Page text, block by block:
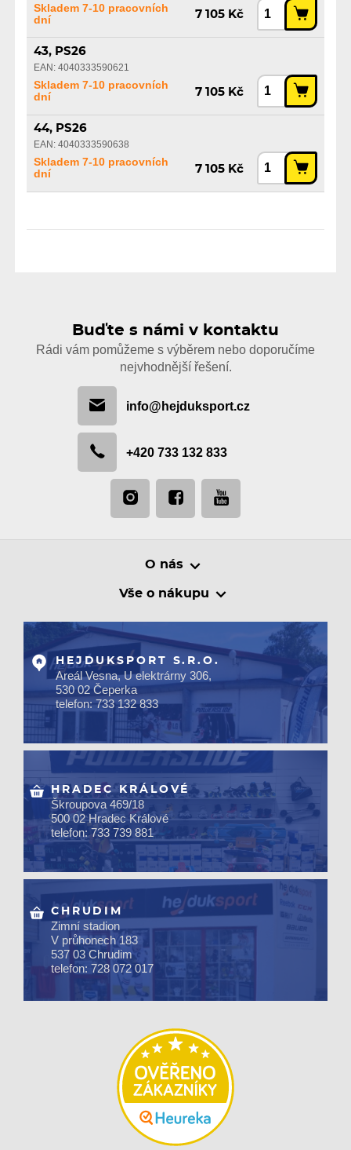
Skladem 7-10 pracovních
dní
7 105 Kč
43, PS26
EAN: 4040333590621
Skladem 7-10 pracovních
dní
7 105 Kč
44, PS26
EAN: 4040333590638
Skladem 7-10 pracovních
dní
7 105 Kč
Buďte s námi v kontaktu
Rádi vám pomůžeme s výběrem nebo doporučíme
nejvhodnější řešení.
info@hejduksport.cz
+420 733 132 833
O nás
Vše o nákupu
HEJDUKSPORT S.R.O.
Areál Vesna, U elektrárny 306,
530 02 Čeperka
telefon: 733 132 833
HRADEC KRÁLOVÉ
Škroupova 469/18
500 02 Hradec Králové
telefon: 733 739 881
CHRUDIM
Zimní stadion
V průhonech 183
537 03 Chrudim
telefon: 728 072 017